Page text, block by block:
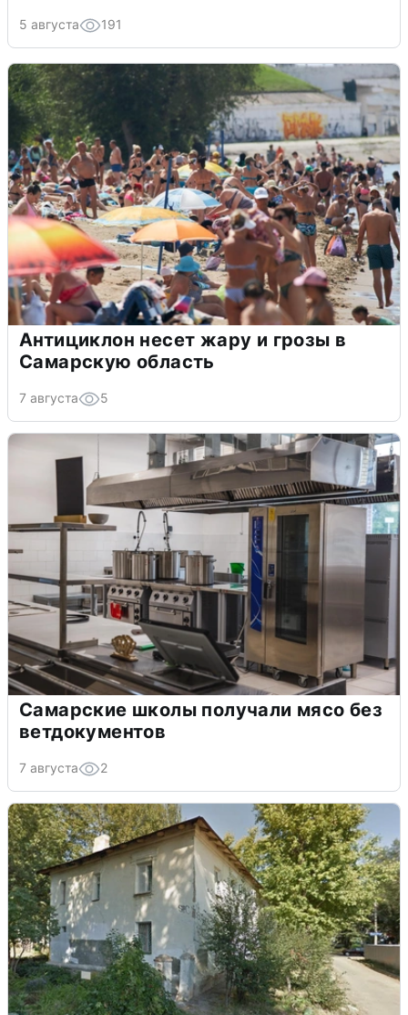
5 августа 191
Антициклон несет жару и грозы в
Самарскую область
7 августа 5
Самарские школы получали мясо без
ветдокументов
7 августа 2